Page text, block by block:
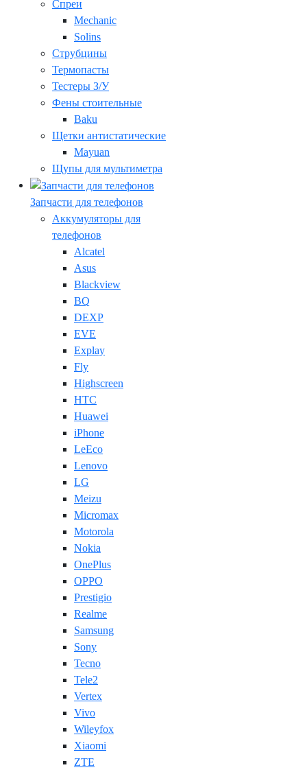
Спреи
Mechanic
Solins
Струбцины
Термопасты
Тестеры З/У
Фены стоительные
Baku
Щетки антистатические
Mayuan
Щупы для мультиметра
Запчасти для телефонов
Аккумуляторы для
телефонов
Alcatel
Asus
Blackview
BQ
DEXP
EVE
Explay
Fly
Highscreen
HTC
Huawei
iPhone
LeEco
Lenovo
LG
Meizu
Micromax
Motorola
Nokia
OnePlus
OPPO
Prestigio
Realme
Samsung
Sony
Tecno
Tele2
Vertex
Vivo
Wileyfox
Xiaomi
ZTE